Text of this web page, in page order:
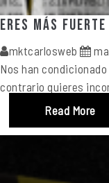
Eres más
mktcarlosweb
Nos han
contrario quieres
Read More